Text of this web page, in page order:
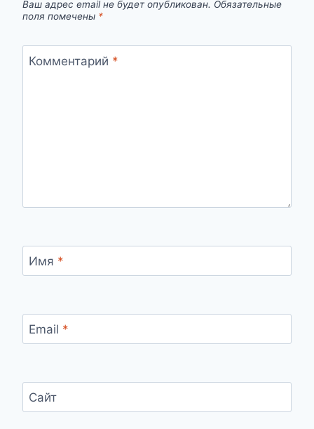
Ваш адрес email не будет опубликован. Обязательные
поля помечены *
Комментарий *
Имя *
Email *
Сайт